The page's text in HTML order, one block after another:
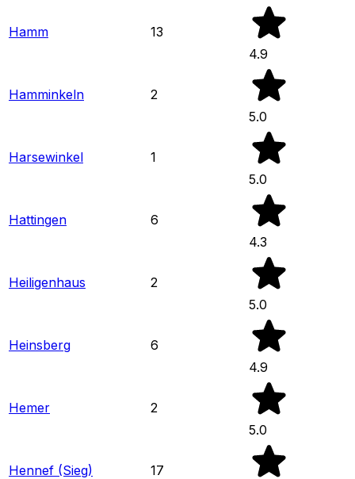
Hamm
13
4.9
Hamminkeln
2
5.0
Harsewinkel
1
5.0
Hattingen
6
4.3
Heiligenhaus
2
5.0
Heinsberg
6
4.9
Hemer
2
5.0
Hennef (Sieg)
17